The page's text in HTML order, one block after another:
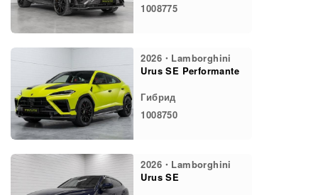
1008775
2026・Lamborghini
Urus SE Performante
Гибрид
1008750
2026・Lamborghini
Urus SE